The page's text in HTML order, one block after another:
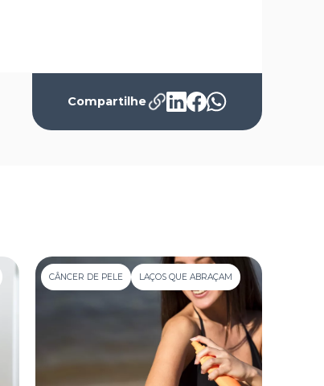
Compartilhe
CÂNCER DE PELE LAÇOS QUE ABRAÇAM